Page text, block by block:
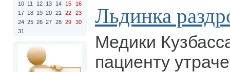
10 11 12 13 14 15
16
17 18 19 20 21 22
23
24 25 26 27 28 29
30
31
Льдинка
Медики
пациенту